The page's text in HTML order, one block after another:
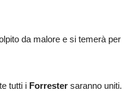
da malore e si temerà per
tutti i Forrester saranno uniti.